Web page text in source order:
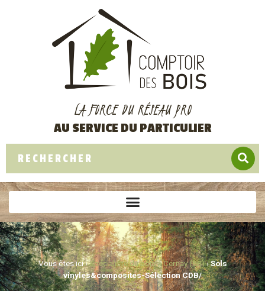
LA FORCE DU RÉSEAU PRO
AU SERVICE DU PARTICULIER
Vous êtes ici ›Spécialiste du bois à Cernay (68)›Sols
vinyles&composites-Sélection CDB/